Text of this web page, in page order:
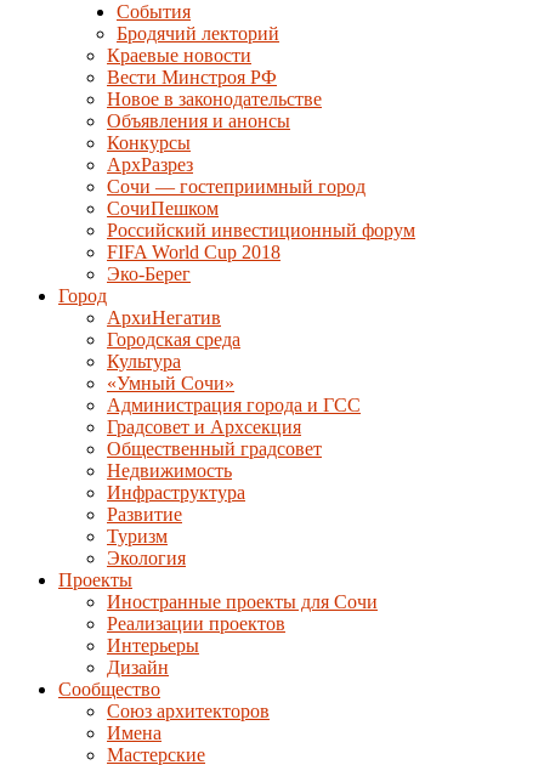
События
Бродячий лекторий
Краевые новости
Вести Минстроя РФ
Новое в законодательстве
Объявления и анонсы
Конкурсы
АрхРазрез
Сочи — гостеприимный город
СочиПешком
Российский инвестиционный форум
FIFA World Cup 2018
Эко-Берег
Город
АрхиНегатив
Городская среда
Культура
«Умный Сочи»
Администрация города и ГСС
Градсовет и Архсекция
Общественный градсовет
Недвижимость
Инфраструктура
Развитие
Туризм
Экология
Проекты
Иностранные проекты для Сочи
Реализации проектов
Интерьеры
Дизайн
Сообщество
Союз архитекторов
Имена
Мастерские